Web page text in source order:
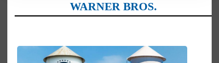
WARNER BROS.